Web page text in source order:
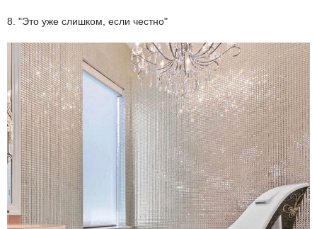
8. "Это уже слишком, если честно"